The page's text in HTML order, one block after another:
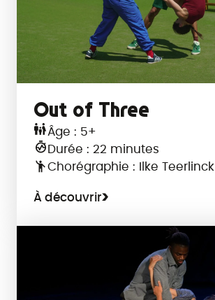
Out of Three
Âge : 5+
Durée : 22 minutes
Chorégraphie : Ilke Teerlinck
À découvrir